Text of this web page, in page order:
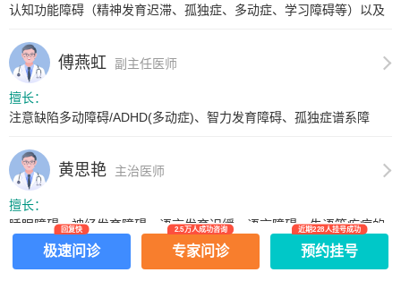
认知功能障碍（精神发育迟滞、孤独症、多动症、学习障碍等）以及
傅燕虹 副主任医师
擅长：
注意缺陷多动障碍/ADHD(多动症)、智力发育障碍、孤独症谱系障
黄思艳 主治医师
擅长：
睡眠障碍、神经发育障碍、语言发育迟缓、语言障碍、失语等疾病的
诊治。...极速问诊
回复快
专家问诊
2.5万人成功咨询
预约挂号
近期228人挂号成功